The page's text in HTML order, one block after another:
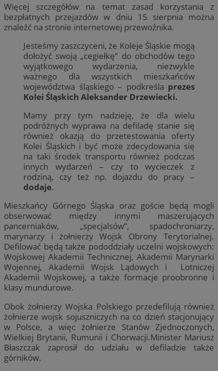
Więcej szczegółów na temat zasad korzystania z
bezpłatnych przejazdów w dniu 15 sierpnia można
znaleźć na stronie internetowej przewoźnika.
Jesteśmy zaszczyceni, że Koleje Śląskie mogą
dołożyć swoją „cegiełkę” do obchodów tego
wyjątkowego wydarzenia, niezwykle
ważnego dla wszystkich mieszkańców
województwa śląskiego – podkreśla prezes
Kolei Śląskich Aleksander Drzewiecki.
Mamy przy tym nadzieję, że dla wielu
podróżnych wyprawa na defiladę stanie się
również okazją do przetestowania oferty
Kolei Śląskich i być może zdecydowania się
na taki środek transportu również podczas
innych wydarzeń – czy to wycieczek z
rodziną, czy też np. dojazdu do pracy –
dodaje.
Mieszkańcy Górnego Śląska oraz goście będą mogli
obserwować między innymi maszerujących
pancerniaków, „specjalsów”, spadochroniarzy,
marynarzy i żołnierzy Wojsk Obrony Terytorialnej.
Defilować będą także pododdziały uczelni wojskowych:
Wojskowej Akademii Technicznej, Akademii Marynarki
Wojennej, Akademii Wojsk Lądowych i Lotniczej
Akademii Wojskowej, a także formacje proobronne i
klasy mundurowe.
Obok żołnierzy Wojska Polskiego przedefilują również
żołnierze wojsk sojuszniczych na co dzień stacjonujący
w Polsce, a więc żołnierze Stanów Zjednoczonych,
Wielkiej Brytanii, Rumunii i Chorwacji.Minister Mariusz
Błaszczak zaprosił do udziału w defiladzie także
górników.